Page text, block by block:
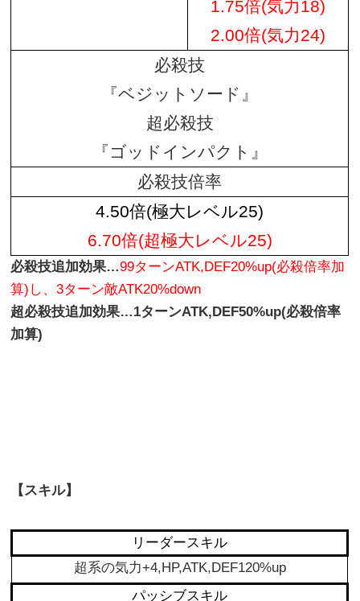
1.75倍(気力18)
2.00倍(気力24)
必殺技
『ベジットソード』
超必殺技
『ゴッドインパクト』
必殺技倍率
4.50倍(極大レベル25)
6.70倍(超極大レベル25)
必殺技追加効果…99ターンATK,DEF20%up(必殺倍率加
算)し、3ターン敵ATK20%down
超必殺技追加効果…1ターンATK,DEF50%up(必殺倍率
加算)
【スキル】
リーダースキル
超系の気力+4,HP,ATK,DEF120%up
パッシブスキル